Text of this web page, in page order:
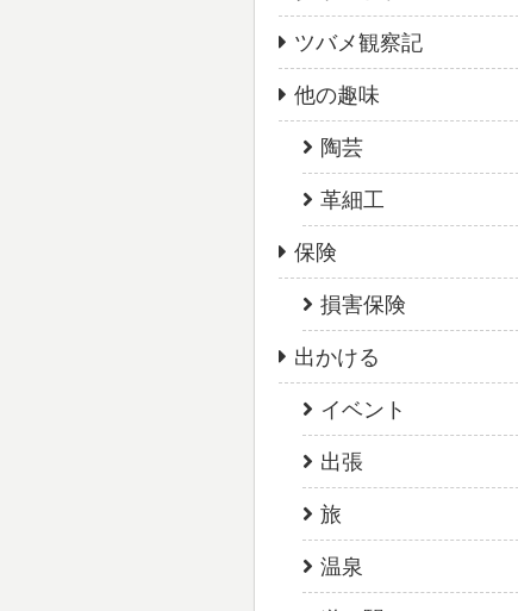
ツバメ観察記
他の趣味
陶芸
革細工
保険
損害保険
出かける
イベント
出張
旅
温泉